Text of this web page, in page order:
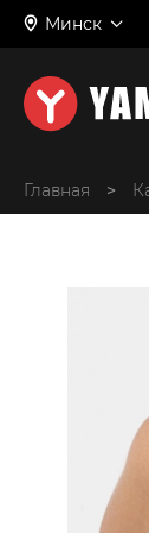
Минск
Главная >